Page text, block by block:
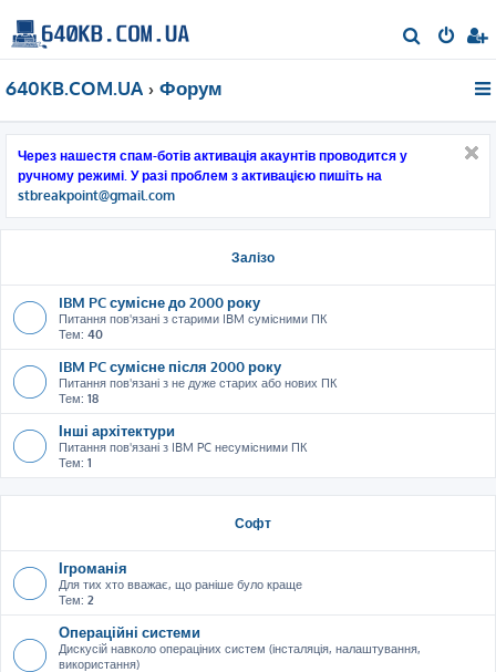
о
640KB.COM.UA Форум
Через нашестя спам-ботів активація акаунтів проводится у
ручному режимі. У разі проблем з активацією пишіть на
stbreakpoint@gmail.com
Залізо
IBM PC сумісне до 2000 року
Питання пов'язані з старими IBM сумісними ПК
Тем: 40
IBM PC сумісне після 2000 року
Питання пов'язані з не дуже старих або нових ПК
Тем: 18
Інші архітектури
Питання пов'язані з IBM PC несумісними ПК
Тем: 1
Софт
Ігроманія
Для тих хто вважає, що раніше було краще
Тем: 2
Операційні системи
Дискусій навколо операціних систем (інсталяція, налаштування,
використання)